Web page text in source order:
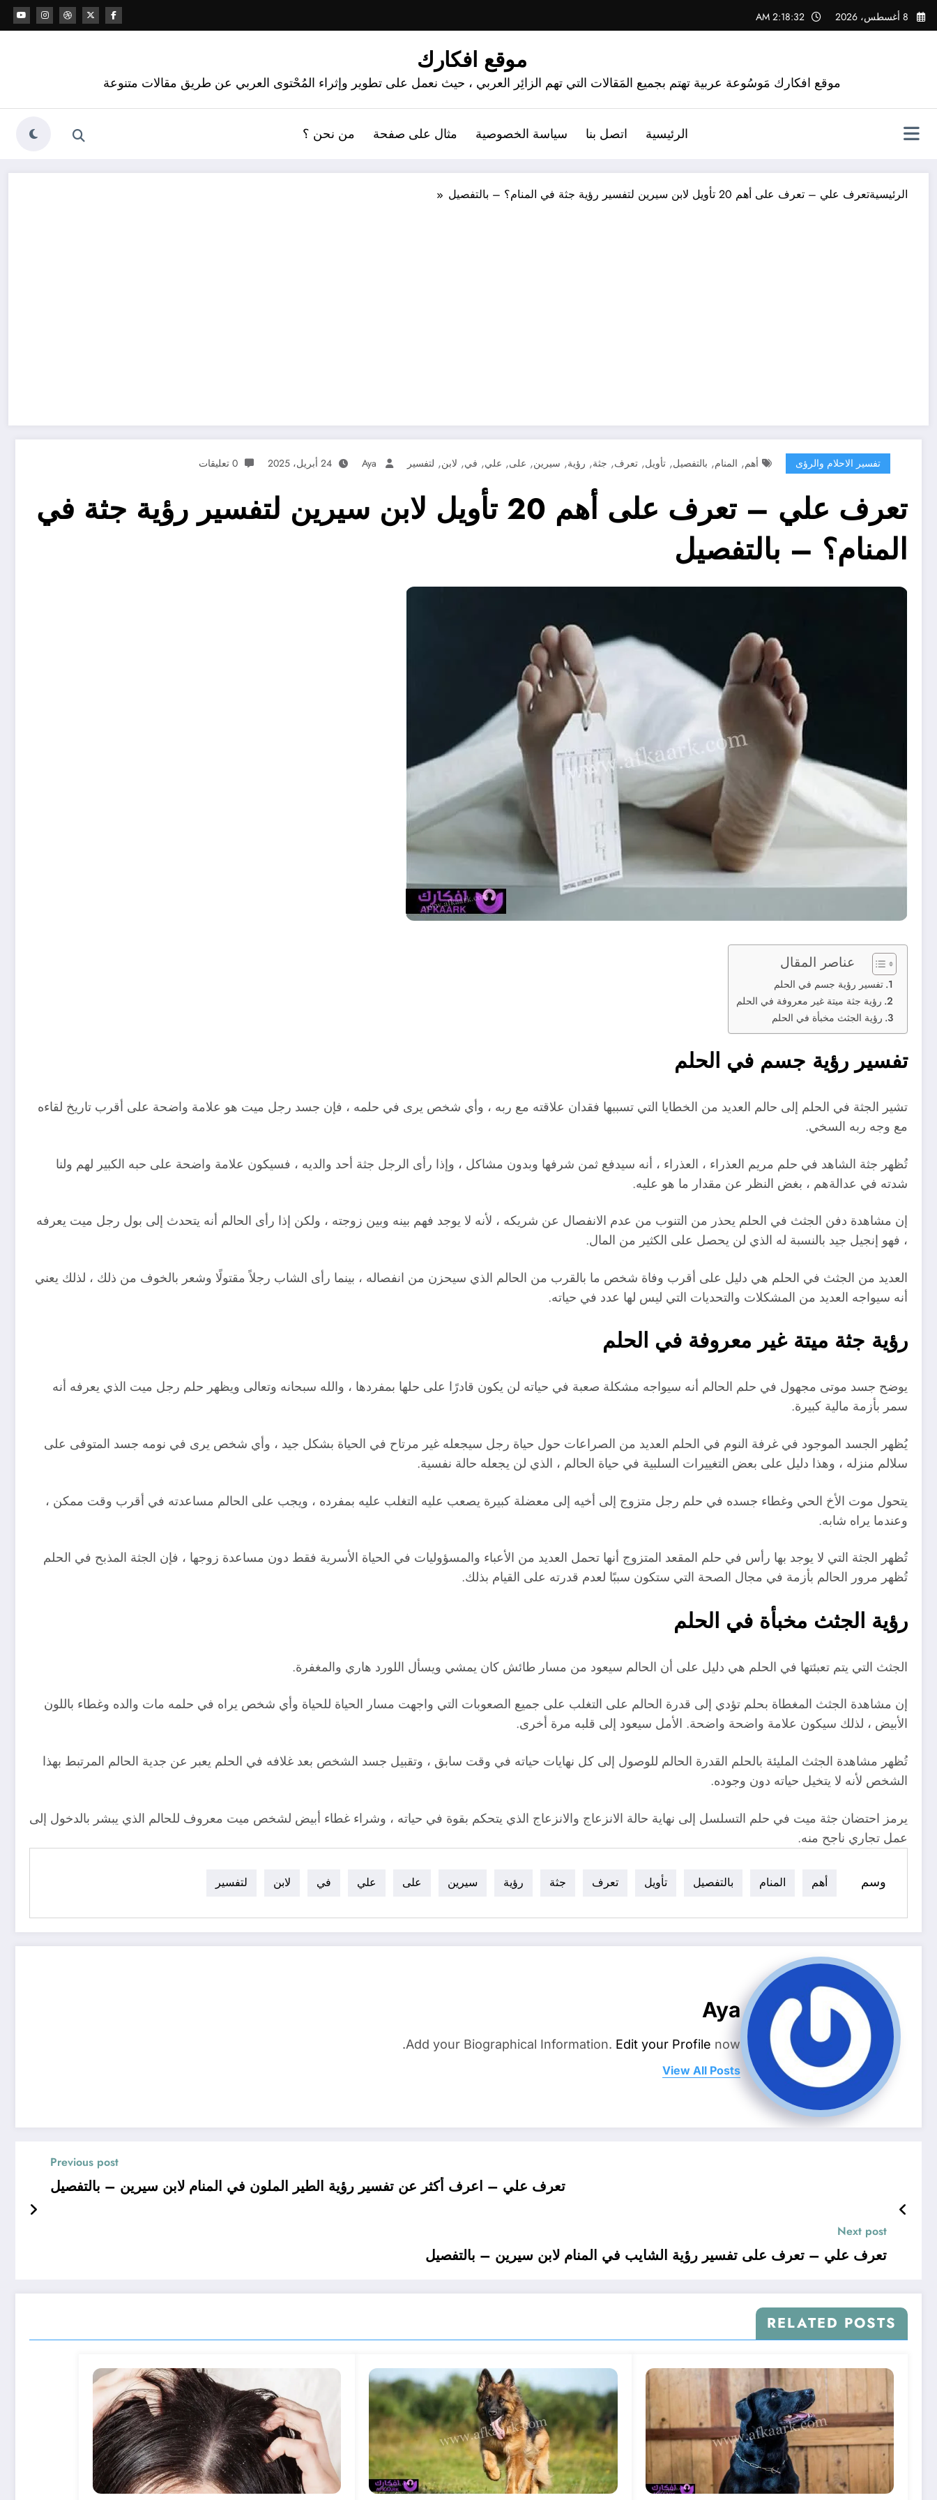
التجاوز
إلى
8 أغسطس، 2026 2:18:33 AM
موقع افكارك
موقع افكارك مَوسُوعة عربية تهتم بجميع المَقالات التي تهم الزائِر العربي ، حيث نعمل على تطوير وإثراء المُحْتوى العربي عن طريق مقالات متنوعة
الرئيسية اتصل بنا سياسة الخصوصية مثال على صفحة من نحن ؟
الرئيسيةتعرف علي – تعرف على أهم 20 تأويل لابن سيرين لتفسير رؤية جثة في المنام؟ – بالتفصيل
تفسير الاحلام والرؤى أهم, المنام, بالتفصيل, تأويل, تعرف, جثة, رؤية, سيرين, على, علي, في, لابن, لتفسير Aya 24 أبريل، 2025 0 تعليقات
تعرف علي – تعرف على أهم 20 تأويل لابن سيرين لتفسير رؤية جثة في
المنام؟ – بالتفصيل
عناصر المقال
تفسير رؤية جسم في الحلم
رؤية جثة ميتة غير معروفة في الحلم
رؤية الجثث مخبأة في الحلم
تفسير رؤية جسم في الحلم
تشير الجثة في الحلم إلى حالم العديد من الخطايا التي تسببها فقدان علاقته مع ربه ، وأي شخص يرى في حلمه ، فإن جسد رجل ميت هو علامة واضحة على أقرب تاريخ لقاءه
مع وجه ربه السخي.
تُظهر جثة الشاهد في حلم مريم العذراء ، العذراء ، أنه سيدفع ثمن شرفها وبدون مشاكل ، وإذا رأى الرجل جثة أحد والديه ، فسيكون علامة واضحة على حبه الكبير لهم ولنا
شدته في عدالةهم ، بغض النظر عن مقدار ما هو عليه.
إن مشاهدة دفن الجثث في الحلم يحذر من التنوب من عدم الانفصال عن شريكه ، لأنه لا يوجد فهم بينه وبين زوجته ، ولكن إذا رأى الحالم أنه يتحدث إلى بول رجل ميت يعرفه
، فهو إنجيل جيد بالنسبة له الذي لن يحصل على الكثير من المال.
العديد من الجثث في الحلم هي دليل على أقرب وفاة شخص ما بالقرب من الحالم الذي سيحزن من انفصاله ، بينما رأى الشاب رجلاً مقتولًا وشعر بالخوف من ذلك ، لذلك يعني
أنه سيواجه العديد من المشكلات والتحديات التي ليس لها عدد في حياته.
رؤية جثة ميتة غير معروفة في الحلم
يوضح جسد موتى مجهول في حلم الحالم أنه سيواجه مشكلة صعبة في حياته لن يكون قادرًا على حلها بمفردها ، والله سبحانه وتعالى ويظهر حلم رجل ميت الذي يعرفه أنه
سمر بأزمة مالية كبيرة.
يُظهر الجسد الموجود في غرفة النوم في الحلم العديد من الصراعات حول حياة رجل سيجعله غير مرتاح في الحياة بشكل جيد ، وأي شخص يرى في نومه جسد المتوفى على
سلالم منزله ، وهذا دليل على بعض التغييرات السلبية في حياة الحالم ، الذي لن يجعله حالة نفسية.
يتحول موت الأخ الحي وغطاء جسده في حلم رجل متزوج إلى أخيه إلى معضلة كبيرة يصعب عليه التغلب عليه بمفرده ، ويجب على الحالم مساعدته في أقرب وقت ممكن ،
وعندما يراه شابه.
تُظهر الجثة التي لا يوجد بها رأس في حلم المقعد المتزوج أنها تحمل العديد من الأعباء والمسؤوليات في الحياة الأسرية فقط دون مساعدة زوجها ، فإن الجثة المذبح في الحلم
تُظهر مرور الحالم بأزمة في مجال الصحة التي ستكون سببًا لعدم قدرته على القيام بذلك.
رؤية الجثث مخبأة في الحلم
الجثث التي يتم تعبئتها في الحلم هي دليل على أن الحالم سيعود من مسار طائش كان يمشي ويسأل اللورد هاري والمغفرة.
إن مشاهدة الجثث المغطاة بحلم تؤدي إلى قدرة الحالم على التغلب على جميع الصعوبات التي واجهت مسار الحياة للحياة وأي شخص يراه في حلمه مات والده وغطاء باللون
الأبيض ، لذلك سيكون علامة واضحة واضحة. الأمل سيعود إلى قلبه مرة أخرى.
تُظهر مشاهدة الجثث المليئة بالحلم القدرة الحالم للوصول إلى كل نهايات حياته في وقت سابق ، وتقبيل جسد الشخص بعد غلافه في الحلم يعبر عن جدية الحالم المرتبط بهذا
الشخص لأنه لا يتخيل حياته دون وجوده.
يرمز احتضان جثة ميت في حلم التسلسل إلى نهاية حالة الانزعاج والانزعاج الذي يتحكم بقوة في حياته ، وشراء غطاء أبيض لشخص ميت معروف للحالم الذي يبشر بالدخول إلى
عمل تجاري ناجح منه.
وسم أهم المنام بالتفصيل تأويل تعرف جثة رؤية سيرين على علي في لابن لتفسير
Aya
Add your Biographical Information. Edit your Profile now.
View All Posts
Previous post
تعرف علي – اعرف أكثر عن تفسير رؤية الطير الملون في المنام لابن سيرين – بالتفصيل
Next post
تعرف علي – تعرف على تفسير رؤية الشايب في المنام لابن سيرين – بالتفصيل
RELATED POSTS